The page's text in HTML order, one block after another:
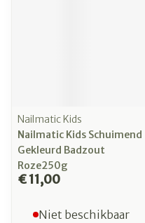
Nailmatic Kids
Nailmatic Kids Schuimend
Gekleurd Badzout
Roze250g
€ 11,00
Niet beschikbaar